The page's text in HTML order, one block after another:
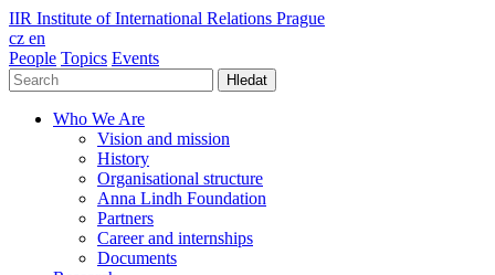
IIR Institute of International Relations Prague
cz en
People Topics Events
Hledat
Who We Are
Vision and mission
History
Organisational structure
Anna Lindh Foundation
Partners
Career and internships
Documents